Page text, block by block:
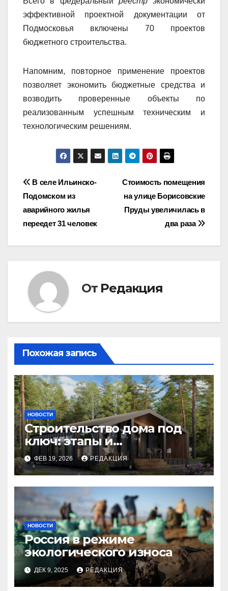
эффективной проектной документации от
Подмосковья включены 70 проектов
бюджетного строительства.
Напомним, повторное применение проектов
позволяет экономить бюджетные средства и
возводить проверенные объекты по
реализованным успешным техническим и
технологическим решениям.
Навигация
по
записям
Стоимость помещения
на улице Борисовские
Пруды увеличилась в
два раза
В селе Ильинско-
Подомском из
аварийного жилья
переедет 31 человек
От Редакция
Похожая запись
НОВОСТИ
Строительство дома под
ключ: этапы и
планирование бюджета
ФЕВ 19, 2026 РЕДАКЦИЯ
НОВОСТИ
Россия в режиме
экологического износа
ДЕК 9, 2025 РЕДАКЦИЯ